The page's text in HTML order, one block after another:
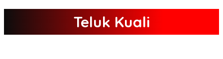
Teluk Kuali